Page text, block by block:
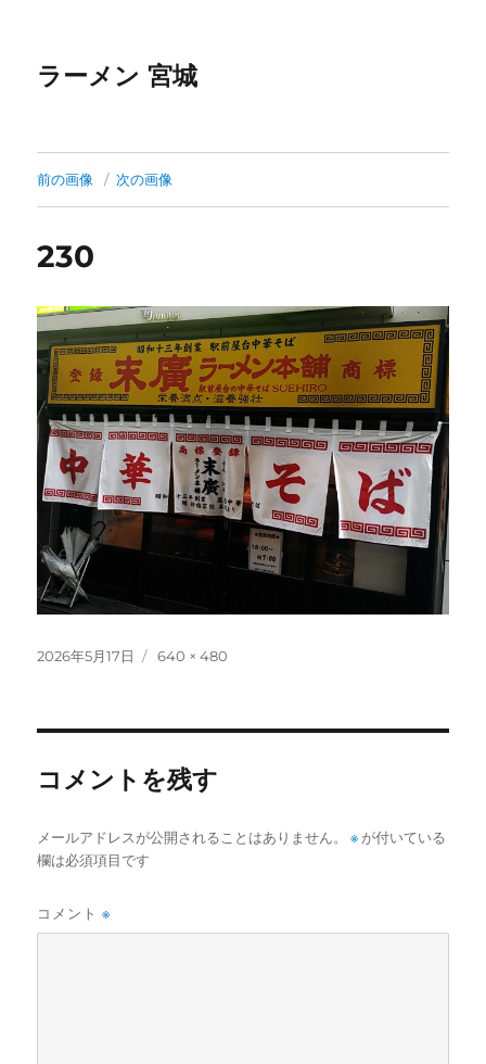
ラーメン 宮城
前の画像 次の画像
230
投
2026年5月17日
フ
640 × 480
コメントを残す
メールアドレスが公開されることはありません。 ※ が付いている
欄は必須項目です
コメント※